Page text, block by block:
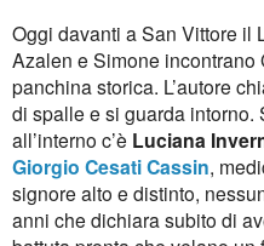
Oggi davanti a San Vittore il
Azalen e Simone
panchina storica. L’autore
di spalle e si guarda intorno.
all’interno c’è Luciana
Giorgio Cesati Cassin,
signore alto e distinto,
anni che dichiara subito di